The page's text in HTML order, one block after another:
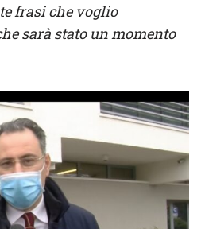
frasi che voglio
sarà stato un momento